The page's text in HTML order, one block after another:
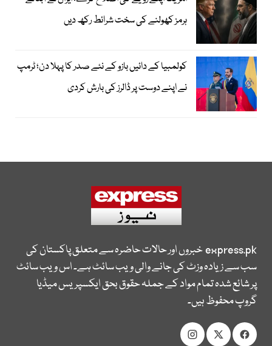
ہرمز کھولنے کی سخت شرائط رکھ دیں
کولمبیا کے دائیں بازو کے نئے صدر کا پہلا دن؛ ٹرمپ
نے اپنے دوست پر ڈالرز کی بارش کردی
express.pkخبروں اور حالات حاضرہ سے متعلق پاکستان کی
سب سے زیادہ وزٹ کی جانے والی ویب سائٹ ہے۔ اس ویب سائٹ
پر شائع شدہ تمام مواد کے جملہ حقوق بحق ایکسپریس میڈیا
گروپ محفوظ ہیں۔